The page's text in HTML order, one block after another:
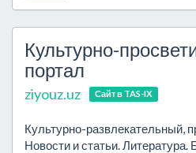
Культурно-
портал
ziyouz.uz Сайт в TAS-IX
Культурно-развлекательный,
Новости и статьи. Литература.